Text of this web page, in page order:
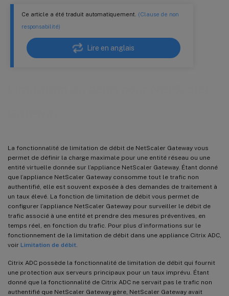
Ce article a été traduit automatiquement. (Clause de non
responsabilité)
Lire en anglais
La fonctionnalité de limitation de débit de NetScaler Gateway vous
permet de définir la charge maximale pour une entité réseau ou une
entité virtuelle donnée sur l’appliance NetScaler Gateway. Étant donné
que l’appliance NetScaler Gateway consomme tout le trafic non
authentifié, elle est souvent exposée à des demandes de traitement à
un taux élevé. La fonction de limitation de débit vous permet de
configurer l’appliance NetScaler Gateway pour surveiller le débit de
trafic associé à une entité et prendre des mesures préventives, en
temps réel, en fonction du trafic. Pour plus d’informations sur le
fonctionnement de la limitation de débit dans une appliance Citrix ADC,
voir Limitation de débit
Citrix ADC possède la fonctionnalité de limitation de débit qui fournit
une protection aux serveurs principaux pour un taux imprévu. Étant
donné que la fonctionnalité de Citrix ADC ne servait pas le trafic non
authentifié que NetScaler Gateway gère, NetScaler Gateway avait